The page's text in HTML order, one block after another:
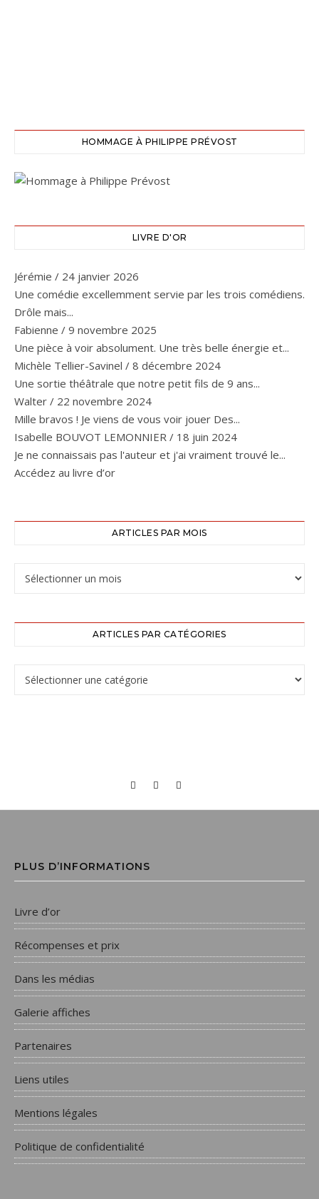
HOMMAGE À PHILIPPE PRÉVOST
LIVRE D'OR
Jérémie / 24 janvier 2026
Une comédie excellemment servie par les trois comédiens.
Drôle mais...
Fabienne / 9 novembre 2025
Une pièce à voir absolument. Une très belle énergie et...
Michèle Tellier-Savinel / 8 décembre 2024
Une sortie théâtrale que notre petit fils de 9 ans...
Walter / 22 novembre 2024
Mille bravos ! Je viens de vous voir jouer Des...
Isabelle BOUVOT LEMONNIER / 18 juin 2024
Je ne connaissais pas l'auteur et j'ai vraiment trouvé le...
Accédez au livre d’or
ARTICLES PAR MOIS
ARTICLES PAR CATÉGORIES
PLUS D’INFORMATIONS
Livre d’or
Récompenses et prix
Dans les médias
Galerie affiches
Partenaires
Liens utiles
Mentions légales
Politique de confidentialité